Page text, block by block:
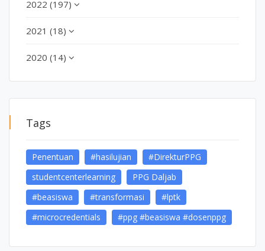
2022 (197)
2021 (18)
2020 (14)
Tags
Penentuan #hasilujian
#DirekturPPG
studentcenterlearning
PPG Daljab
#beasiswa
#transformasi
#lptk
#microcredentials
#ppg #beasiswa #dosenppg